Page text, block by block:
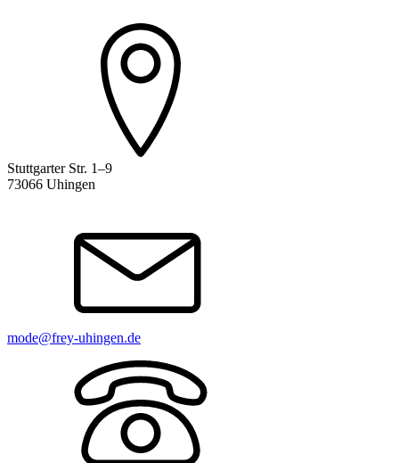
Stuttgarter Str. 1–9
73066 Uhingen
mode@frey-uhingen.de